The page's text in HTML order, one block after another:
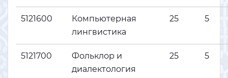
5121600
Компьютерная
лингвистика
25 5
5121700
Фольклор и
диалектология
25 5